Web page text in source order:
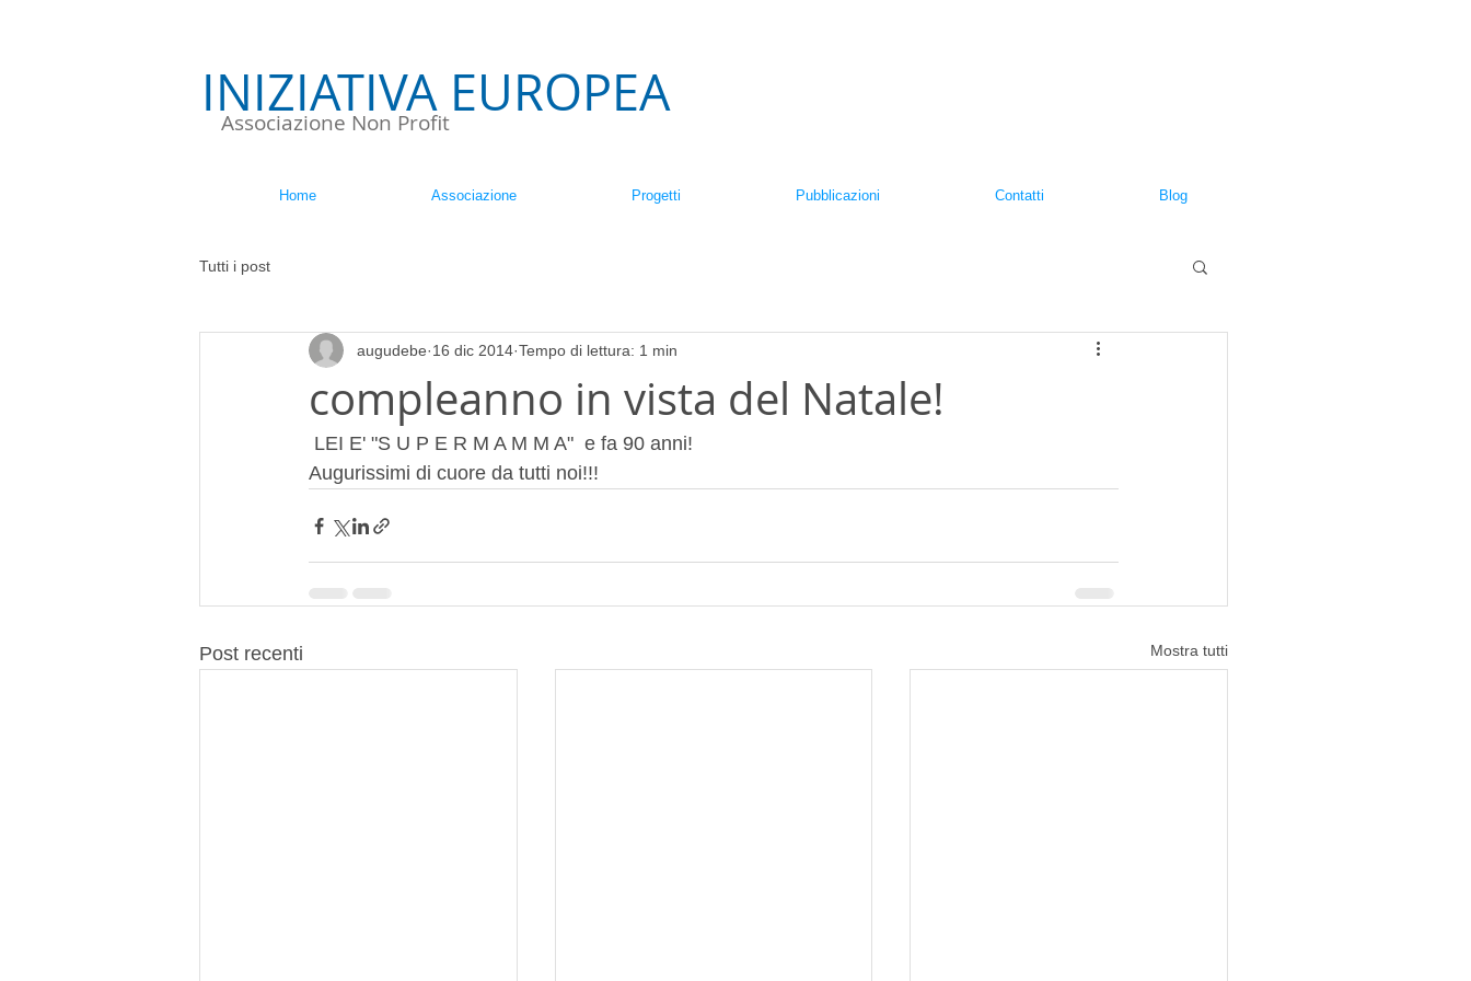
INIZIATIVA EUROPEA
Associazione Non Profit
Home Associazione Progetti Pubblicazioni Contatti Blog
Tutti i post
compleanno in vista del Natale!
augudebe 16 dic 2014 Tempo di lettura: 1 min
LEI E' "S U P E R M A M M A"  e fa 90 anni!
Augurissimi di cuore da tutti noi!!!
Post recenti Mostra tutti